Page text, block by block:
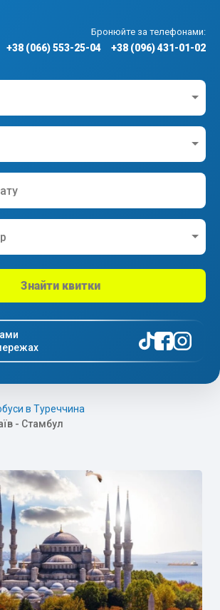
Бронюйте за телефонами:
+38 (066) 553-25-04 +38 (096) 431-01-02
Знайти квитки
в Туреччина
- Стамбул